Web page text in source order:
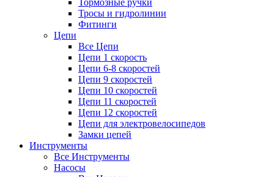
Тормозные ручки
Тросы и гидролинии
Фитинги
Цепи
Все Цепи
Цепи 1 скорость
Цепи 6-8 скоростей
Цепи 9 скоростей
Цепи 10 скоростей
Цепи 11 скоростей
Цепи 12 скоростей
Цепи для электровелосипедов
Замки цепей
Инструменты
Все Инструменты
Насосы